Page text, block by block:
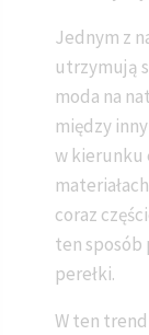
Jednym z
utrzymują
moda na
między
w kierunku
coraz
ten
perełki.
W ten